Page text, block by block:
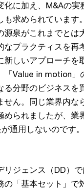
化に加え、M&Aの実
も求められています
源泉がこれまでとは
なプラクティスを再
新しいアプローチを
「Value in motion」
る分野のビジネスを
せん。同じ業界内な
められましたが、業
通用しないのです。
リジェンス（DD）
の「基本セット」で